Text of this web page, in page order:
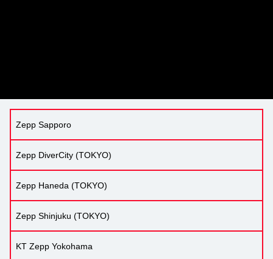
Zepp Sapporo
Zepp DiverCity (TOKYO)
Zepp Haneda (TOKYO)
Zepp Shinjuku (TOKYO)
KT Zepp Yokohama